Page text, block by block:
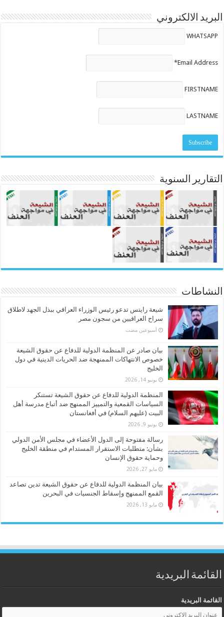
البريد الالكتروني
WHATSAPP
Email Address*
FIRSTNAME
LASTNAME
التقارير السنوية
النشاطات
شيعة رايتس تدعو رئيس الوزراء العراقي ببذل الجهد لاطلاق
سراح العراقيين من سجون مصر
‏أسبوعين مضت
بيان صادر عن المنظمة الدولية للدفاع عن حقوق الشيعة
خصوص الانتهاكات الممنهجة ضد الحريات الدينية في دول
الخليج
يونيو 14, 2026
المنظمة الدولية للدفاع عن حقوق الشيعة تستنكر
السياسات القمعية والتمييز الممنهج ضد أتباع مدرسة أهل
البيت (عليهم السلام) في أفغانستان
يونيو 9, 2026
رسالة مفتوحة إلى الدول الأعضاء في مجلس الأمن الدولي
بشأن: متطلبات الاستقرار المستدام في منطقة الخليج
وحماية حقوق الإنسان
مايو 27, 2026
بيان المنظمة الدولية للدفاع عن حقوق الشيعة تدين تصاعد
القمع الممنهج وإسقاط الجنسيات في البحرين
مايو 13, 2026
القائمة البريدية
القائمة البريدية